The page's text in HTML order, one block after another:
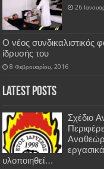
26
Ο νέος συνδικαλιστικός
ίδρυσής του
8 Φεβρουαρίου, 2016
Latest Posts
Σχέδιο
υλοποιηθεί…